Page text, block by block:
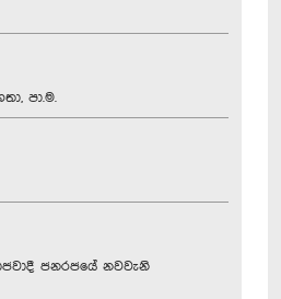
පා.ම.
ජනරජයේ නවවැනි